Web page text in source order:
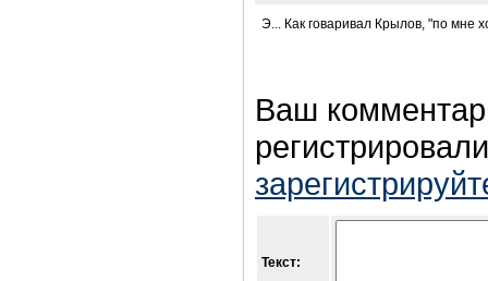
Э... Как говаривал Крылов, "по мне
Ваш
Текст: